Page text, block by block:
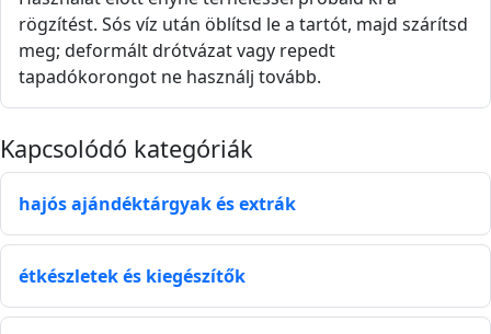
rögzítést. Sós víz után öblítsd le a tartót, majd szárítsd
meg; deformált drótvázat vagy repedt
tapadókorongot ne használj tovább.
Kapcsolódó kategóriák
hajós ajándéktárgyak és extrák
étkészletek és kiegészítők